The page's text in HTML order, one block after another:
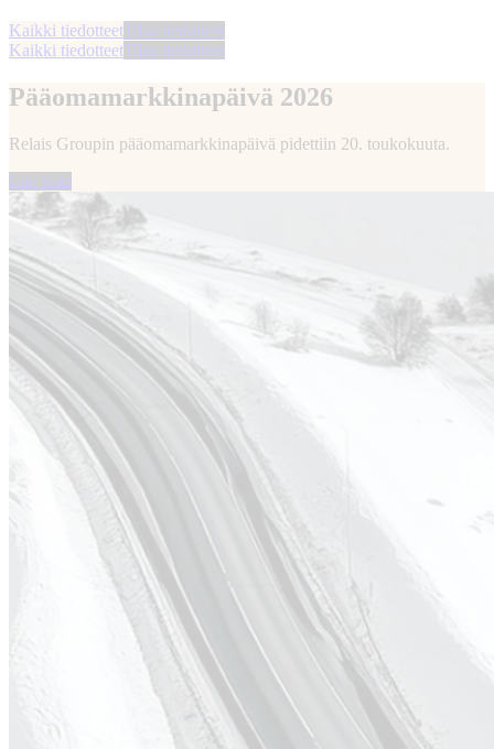
Kaikki tiedotteetTilaa tiedotteet
Kaikki tiedotteetTilaa tiedotteet
Pääomamarkkinapäivä 2026
Relais Groupin pääomamarkkinapäivä pidettiin 20. toukokuuta.
Lue lisää